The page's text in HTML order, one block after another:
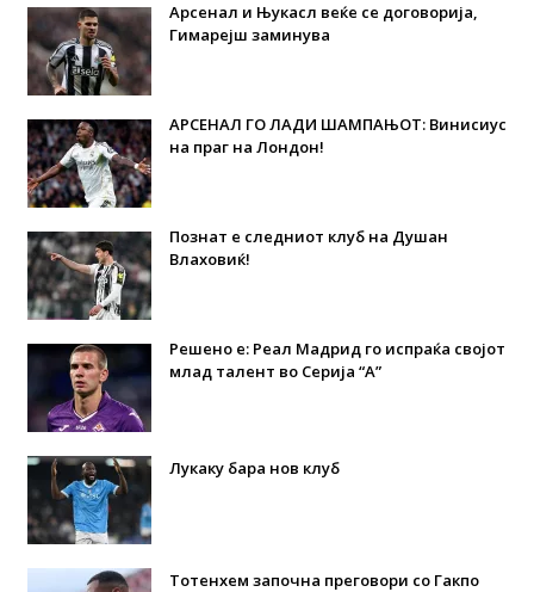
Арсенал и Њукасл веќе се договорија,
Гимарејш заминува
АРСЕНАЛ ГО ЛАДИ ШАМПАЊОТ: Винисиус
на праг на Лондон!
Познат е следниот клуб на Душан
Влаховиќ!
Решено е: Реал Мадрид го испраќа својот
млад талент во Серија “А”
Лукаку бара нов клуб
Тотенхем започна преговори со Гакпо